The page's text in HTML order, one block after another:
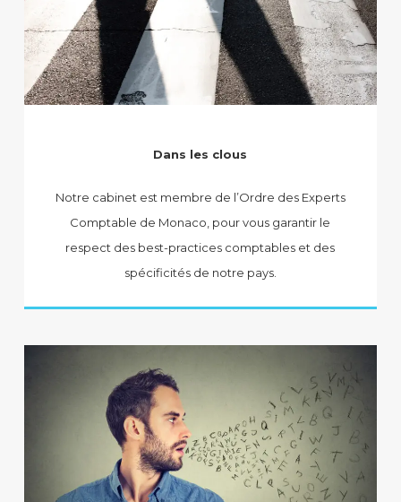
Dans les clous
Notre cabinet est membre de l’Ordre des Experts
Comptable de Monaco, pour vous garantir le
respect des best-practices comptables et des
spécificités de notre pays.